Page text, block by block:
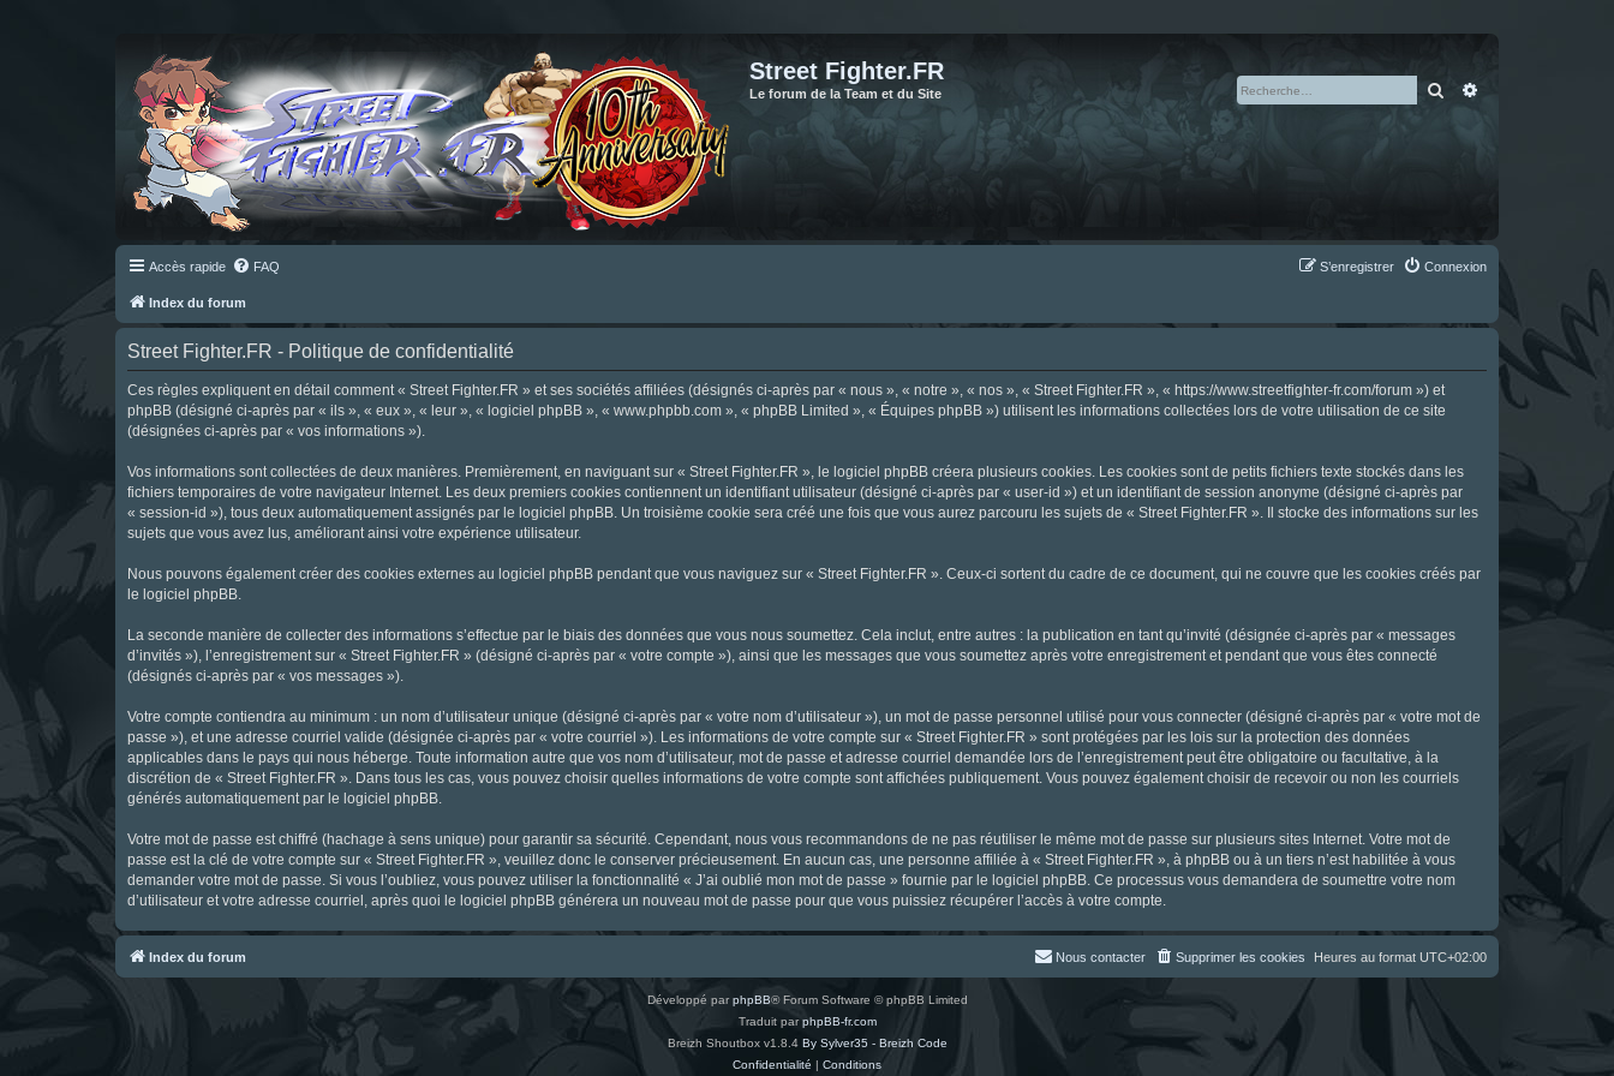
Street Fighter.FR
Le forum de la Team et du Site Rechercher
Accès rapide FAQ Connexion
S’enregistrer
Index du forum
Street Fighter.FR - Politique de confidentialité
Ces règles expliquent en détail comment « Street Fighter.FR » et ses sociétés affiliées (désignés ci-après par « nous », « notre », « nos », « Street Fighter.FR », « https://www.streetfighter-fr.com/forum ») et
phpBB (désigné ci-après par « ils », « eux », « leur », « logiciel phpBB », « www.phpbb.com », « phpBB Limited », « Équipes phpBB ») utilisent les informations collectées lors de votre utilisation de ce site
(désignées ci-après par « vos informations »).
Vos informations sont collectées de deux manières. Premièrement, en naviguant sur « Street Fighter.FR », le logiciel phpBB créera plusieurs cookies. Les cookies sont de petits fichiers texte stockés dans les
fichiers temporaires de votre navigateur Internet. Les deux premiers cookies contiennent un identifiant utilisateur (désigné ci-après par « user-id ») et un identifiant de session anonyme (désigné ci-après par
« session-id »), tous deux automatiquement assignés par le logiciel phpBB. Un troisième cookie sera créé une fois que vous aurez parcouru les sujets de « Street Fighter.FR ». Il stocke des informations sur les
sujets que vous avez lus, améliorant ainsi votre expérience utilisateur.
Nous pouvons également créer des cookies externes au logiciel phpBB pendant que vous naviguez sur « Street Fighter.FR ». Ceux-ci sortent du cadre de ce document, qui ne couvre que les cookies créés par
le logiciel phpBB.
La seconde manière de collecter des informations s’effectue par le biais des données que vous nous soumettez. Cela inclut, entre autres : la publication en tant qu’invité (désignée ci-après par « messages
d’invités »), l’enregistrement sur « Street Fighter.FR » (désigné ci-après par « votre compte »), ainsi que les messages que vous soumettez après votre enregistrement et pendant que vous êtes connecté
(désignés ci-après par « vos messages »).
Votre compte contiendra au minimum : un nom d’utilisateur unique (désigné ci-après par « votre nom d’utilisateur »), un mot de passe personnel utilisé pour vous connecter (désigné ci-après par « votre mot de
passe »), et une adresse courriel valide (désignée ci-après par « votre courriel »). Les informations de votre compte sur « Street Fighter.FR » sont protégées par les lois sur la protection des données
applicables dans le pays qui nous héberge. Toute information autre que vos nom d’utilisateur, mot de passe et adresse courriel demandée lors de l’enregistrement peut être obligatoire ou facultative, à la
discrétion de « Street Fighter.FR ». Dans tous les cas, vous pouvez choisir quelles informations de votre compte sont affichées publiquement. Vous pouvez également choisir de recevoir ou non les courriels
générés automatiquement par le logiciel phpBB.
Votre mot de passe est chiffré (hachage à sens unique) pour garantir sa sécurité. Cependant, nous vous recommandons de ne pas réutiliser le même mot de passe sur plusieurs sites Internet. Votre mot de
passe est la clé de votre compte sur « Street Fighter.FR », veuillez donc le conserver précieusement. En aucun cas, une personne affiliée à « Street Fighter.FR », à phpBB ou à un tiers n’est habilitée à vous
demander votre mot de passe. Si vous l’oubliez, vous pouvez utiliser la fonctionnalité « J’ai oublié mon mot de passe » fournie par le logiciel phpBB. Ce processus vous demandera de soumettre votre nom
d’utilisateur et votre adresse courriel, après quoi le logiciel phpBB générera un nouveau mot de passe pour que vous puissiez récupérer l’accès à votre compte.
Index du forum Heures au format UTC+02:00
Supprimer les cookies
Nous contacter
Développé parphpBB® Forum Software © phpBB Limited
Traduit parphpBB-fr.com
Breizh Shoutbox v1.8.4 By Sylver35 - Breizh Code
Confidentialité | Conditions